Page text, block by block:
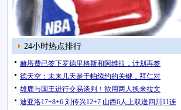
24小时热点排行
赫塔费已签下罗德里格斯和阿维拉，计划再签
德天空：未来几天是于帕续约的关键，拜仁对
雄鹿与国王进行交易谈判！欲用两人换来拉文
迪亚洛17+8+6 刘传兴12+7 山西6人上双送四川11连